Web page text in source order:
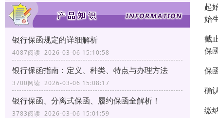
银行保函规定的详细解析
4087阅读 2026-03-06 15:10:58
银行保函指南：定义、种类、特点与办理方法
3700阅读 2026-03-06 15:08:17
银行保函、分离式保函、履约保函全解析！
3783阅读 2026-03-06 15:01:59
起
始
截
保
保
确
缴